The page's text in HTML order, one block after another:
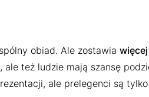
obiad. Ale zostawia
też ludzie mają szansę
ale prelegenci są